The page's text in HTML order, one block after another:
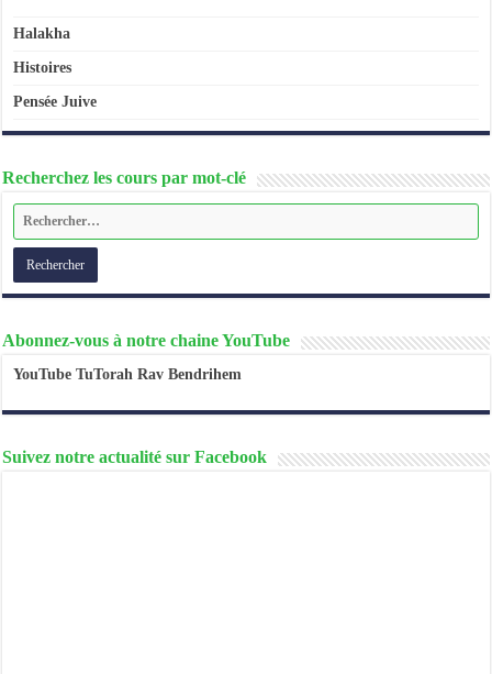
Halakha
Histoires
Pensée Juive
Recherchez les cours par mot-clé
Abonnez-vous à notre chaine YouTube
YouTube TuTorah Rav Bendrihem
Suivez notre actualité sur Facebook